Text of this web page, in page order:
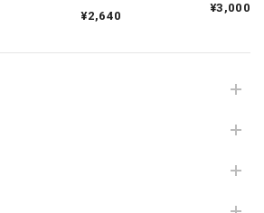
Cuartoelemento『Cu
（007RECORDS-27）
¥2,640
¥3,000